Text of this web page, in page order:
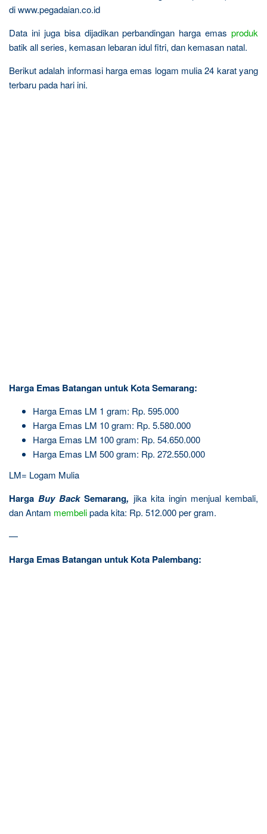
di www.pegadaian.co.id
Data ini juga bisa dijadikan perbandingan harga emas produk
batik all series, kemasan lebaran idul fitri, dan kemasan natal.
Berikut adalah informasi harga emas logam mulia 24 karat yang
terbaru pada hari ini.
Harga Emas Batangan untuk Kota Semarang:
Harga Emas LM 1 gram: Rp. 595.000
Harga Emas LM 10 gram: Rp. 5.580.000
Harga Emas LM 100 gram: Rp. 54.650.000
Harga Emas LM 500 gram: Rp. 272.550.000
LM= Logam Mulia
HargaBuy BackSemarang, jika kita ingin menjual kembali,
dan Antam membelipada kita: Rp. 512.000 per gram.
—
Harga Emas Batangan untuk Kota Palembang: